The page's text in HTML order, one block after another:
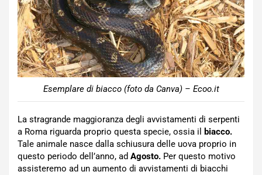
Esemplare di biacco (foto da Canva) – Ecoo.it
La stragrande maggioranza degli avvistamenti di serpenti
a Roma riguarda proprio questa specie, ossia il
biacco.
Tale animale nasce dalla schiusura delle uova proprio in
questo periodo dell’anno, ad Agosto. Per questo motivo
assisteremo ad un aumento di avvistamenti di biacchi